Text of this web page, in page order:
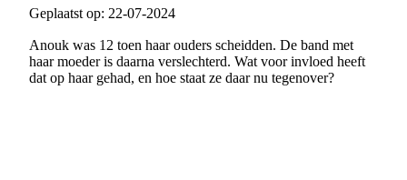
Geplaatst op: 22-07-2024
Anouk was 12 toen haar ouders scheidden. De band met
haar moeder is daarna verslechterd. Wat voor invloed heeft
dat op haar gehad, en hoe staat ze daar nu tegenover?